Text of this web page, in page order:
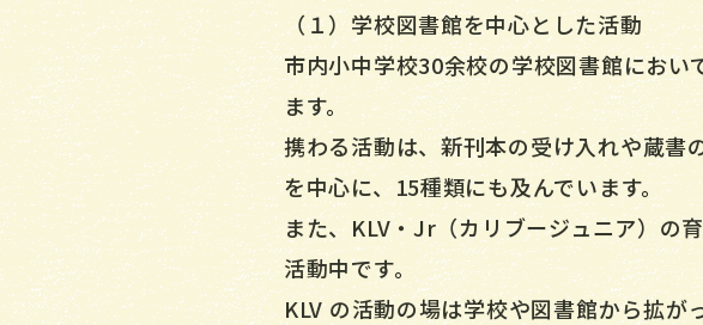
（１）学校図書館を中心とした活動
市内小中学校30余校の学校図書館にお
ます。
携わる活動は、新刊本の受け入れや蔵書
を中心に、15種類にも及んでいます。
また、KLV・Jr（カリブージュニア）の
活動中です。
KLV の活動の場は学校や図書館から拡